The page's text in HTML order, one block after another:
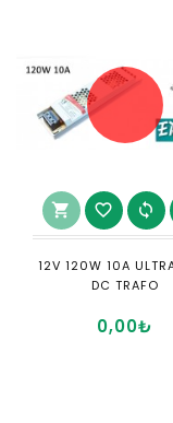
shopping_cart favorite_border sync
12V 120W 10A
DC TRAFO
0,00₺